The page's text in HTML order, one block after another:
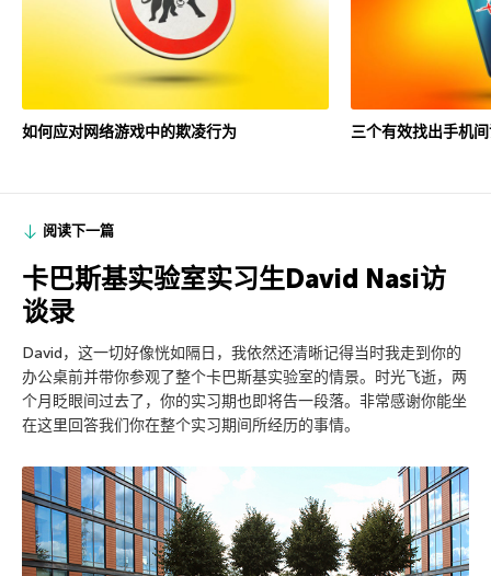
如何应对网络游戏中的欺凌行为 三个有效找出手机
阅读下一篇
卡巴斯基实验室实习生David Nasi访
谈录
David，这一切好像恍如隔日，我依然还清晰记得当时我走到你的
办公桌前并带你参观了整个卡巴斯基实验室的情景。时光飞逝，两
个月眨眼间过去了，你的实习期也即将告一段落。非常感谢你能坐
在这里回答我们你在整个实习期间所经历的事情。